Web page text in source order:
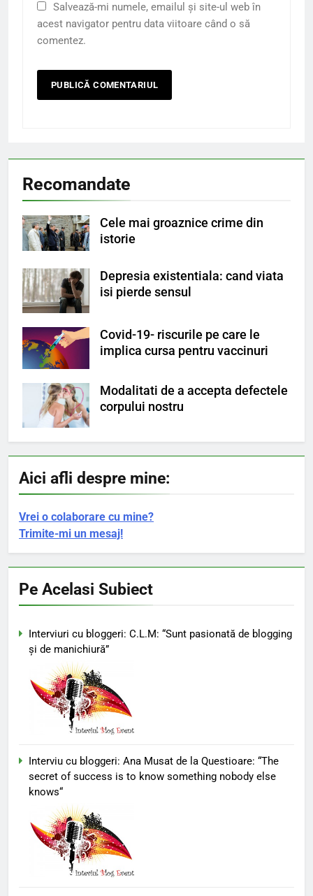
Salvează-mi numele, emailul și site-ul web în
acest navigator pentru data viitoare când o să
comentez.
Recomandate
Cele mai groaznice crime din
istorie
Depresia existentiala: cand viata
isi pierde sensul
Covid-19- riscurile pe care le
implica cursa pentru vaccinuri
Modalitati de a accepta defectele
corpului nostru
Aici afli despre mine:
Vrei o colaborare cu mine?
Trimite-mi un mesaj!
Pe Acelasi Subiect
Interviuri cu bloggeri: C.L.M: “Sunt pasionată de blogging
şi de manichiură”
Interviu cu bloggeri: Ana Musat de la Questioare: “The
secret of success is to know something nobody else
knows“